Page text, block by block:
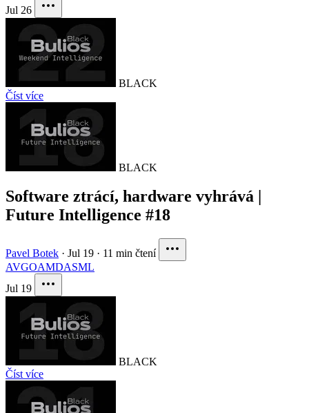
Jul 26
BLACK
Číst více
BLACK
Software ztrácí, hardware vyhrává |
Future Intelligence #18
Pavel Botek · Jul 19 · 11 min čtení
AVGOAMDASML
Jul 19
BLACK
Číst více